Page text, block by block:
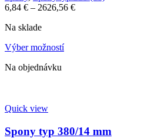
6,84 € – 2626,56 €
Na sklade
Výber možností
Na objednávku
Quick view
Spony typ 380/14 mm